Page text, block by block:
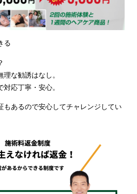
る
な勧誘はなし。
応丁寧・安心。
もあるので安心してチャレンジしてい